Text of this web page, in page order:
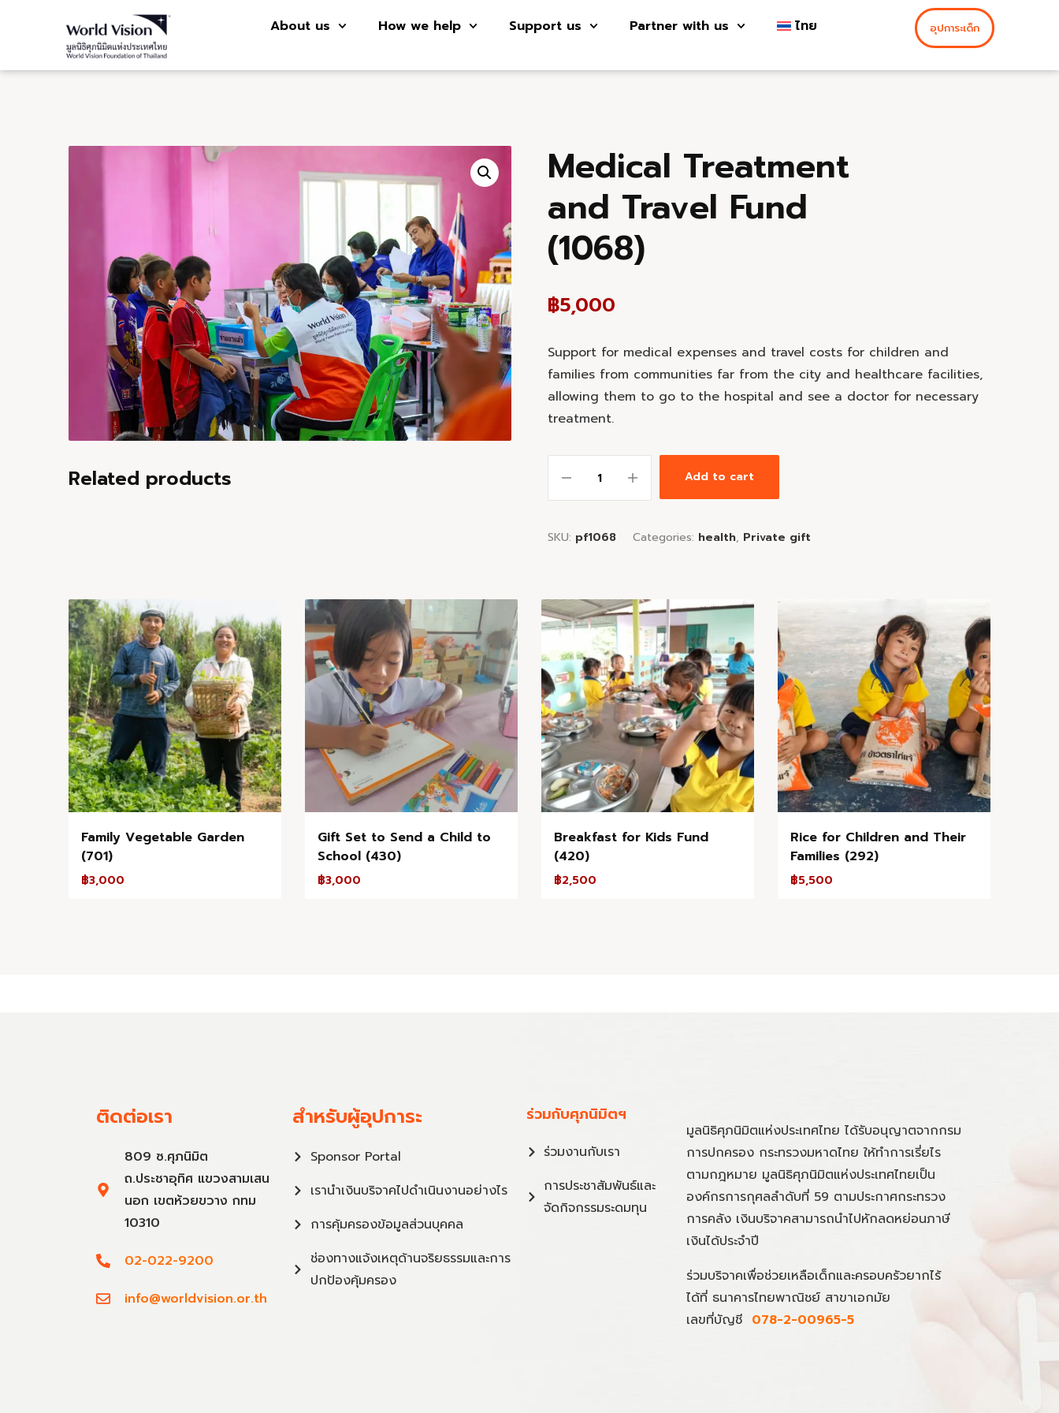
About us How we help Support us Partner with us ไทย อุปการะเด็ก
Medical Treatment
and Travel Fund
(1068)
฿5,000
Support for medical expenses and travel costs for children and
families from communities far from the city and healthcare facilities,
allowing them to go to the hospital and see a doctor for necessary
treatment.
Add to cart
SKU: pf1068 Categories: health, Private gift
Related products
Family Vegetable Garden
(701)
฿3,000
Gift Set to Send a Child to
School (430)
฿3,000
Breakfast for Kids Fund
(420)
฿2,500
Rice for Children and Their
Families (292)
฿5,500
ติดต่อเรา
809 ซ.ศุภนิมิต
ถ.ประชาอุทิศ แขวงสามเสน
นอก เขตห้วยขวาง กทม
10310
02-022-9200
info@worldvision.or.th
สำหรับผู้อุปการะ
Sponsor Portal
เรานำเงินบริจาคไปดำเนินงานอย่างไร
การคุ้มครองข้อมูลส่วนบุคคล
ช่องทางแจ้งเหตุด้านจริยธรรมและการ
ปกป้องคุ้มครอง
ร่วมกับศุภนิมิตฯ
ร่วมงานกับเรา
การประชาสัมพันธ์และ
จัดกิจกรรมระดมทุน
มูลนิธิศุภนิมิตแห่งประเทศไทย ได้รับอนุญาตจากกรม
การปกครอง กระทรวงมหาดไทย ให้ทำการเรี่ยไร
ตามกฎหมาย มูลนิธิศุภนิมิตแห่งประเทศไทยเป็น
องค์กรการกุศลลำดับที่ 59 ตามประกาศกระทรวง
การคลัง เงินบริจาคสามารถนำไปหักลดหย่อนภาษี
เงินได้ประจำปี
ร่วมบริจาคเพื่อช่วยเหลือเด็กและครอบครัวยากไร้
ได้ที่ ธนาคารไทยพาณิชย์ สาขาเอกมัย
เลขที่บัญชี 078-2-00965-5